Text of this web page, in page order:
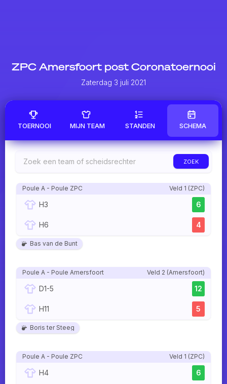
ZPC Amersfoort post Coronatoernooi
Zaterdag 3 juli 2021
TOERNOOI MIJN TEAM STANDEN SCHEMA
ZOEK
Poule A - Poule ZPC Veld 1 (ZPC)
H3 6
H6 4
Bas van de Bunt
Poule A - Poule Amersfoort Veld 2 (Amersfoort)
D1-5 12
H11 5
Boris ter Steeg
Poule A - Poule ZPC Veld 1 (ZPC)
H4 6